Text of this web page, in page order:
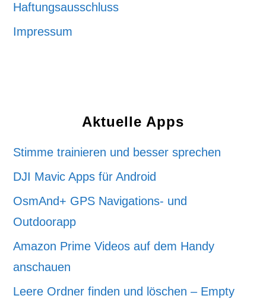
Haftungsausschluss
Impressum
Aktuelle Apps
Stimme trainieren und besser sprechen
DJI Mavic Apps für Android
OsmAnd+ GPS Navigations- und
Outdoorapp
Amazon Prime Videos auf dem Handy
anschauen
Leere Ordner finden und löschen – Empty